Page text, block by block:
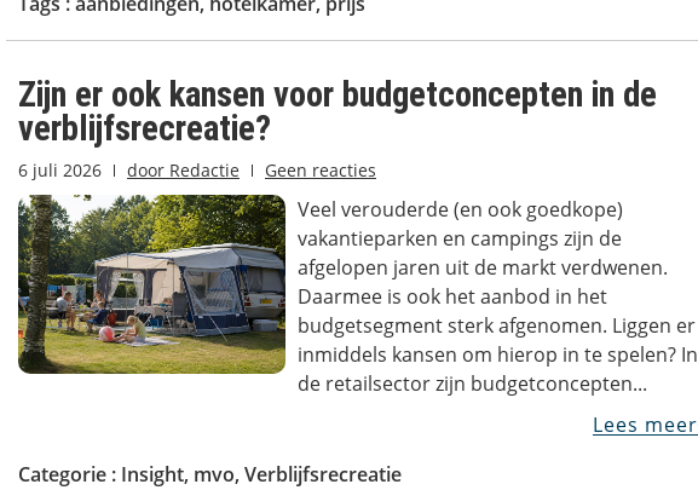
Zijn er ook kansen voor budgetconcepten in de
verblijfsrecreatie?
6 juli 2026 door Redactie Geen reacties
Veel verouderde (en ook goedkope)
vakantieparken en campings zijn de
afgelopen jaren uit de markt verdwenen.
Daarmee is ook het aanbod in het
budgetsegment sterk afgenomen. Liggen er
inmiddels kansen om hierop in te spelen? In
de retailsector zijn budgetconcepten...
Lees meer
Categorie : Insight, mvo, Verblijfsrecreatie